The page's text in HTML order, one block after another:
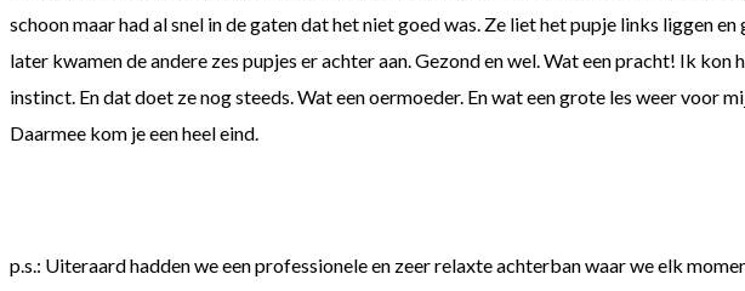
schoon maar had al snel in de gaten dat het niet goed was. Ze liet het pupje links liggen
later kwamen de andere zes pupjes er achter aan. Gezond en wel. Wat een pracht! Ik
instinct. En dat doet ze nog steeds. Wat een oermoeder. En wat een grote les weer
Daarmee kom je een heel eind.
p.s.: Uiteraard hadden we een professionele en zeer relaxte achterban waar we elk